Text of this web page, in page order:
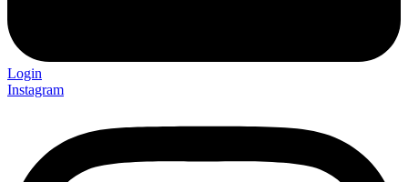
Login
Instagram